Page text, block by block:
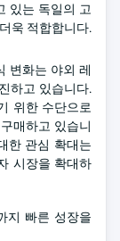
있는 독일의 고
욱 적합합니다.
변화는 야외 레
하고 있습니다.
위한 수단으로
매하고 있습니
한 관심 확대는
시장을 확대하
지 빠른 성장을